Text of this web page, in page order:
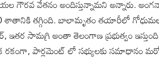
గౌరవ వేతనం అందిస్తున్నామని అన్నారు.
శాతానికి తగ్గింది. బాలామృతం తయారీలో
సామగ్రి అంతా తెలంగాణ ప్రభుత్వం
రకంగా, పార్లమెంట్ లో సభ్యులకు సమాధానం